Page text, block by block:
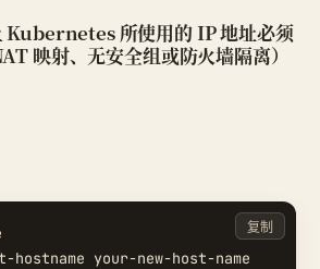
Kubernetes 所使用的 IP 地址必须
映射、无安全组或防火墙隔离）
your-new-host-name
复制